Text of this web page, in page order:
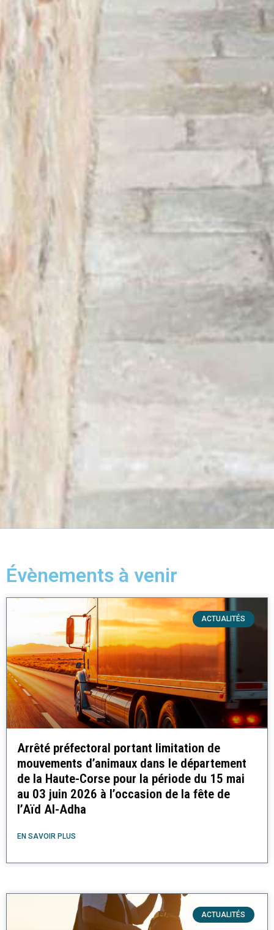
Évènements à venir
ACTUALITÉS
Arrêté préfectoral portant limitation de
mouvements d’animaux dans le département
de la Haute-Corse pour la période du 15 mai
au 03 juin 2026 à l’occasion de la fête de
l’Aïd Al-Adha
EN SAVOIR PLUS
ACTUALITÉS